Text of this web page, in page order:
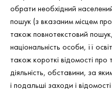
обрати необхідний
пошук (з вказаним місцем
також повнотекстовий
національність особи, її
також короткі відомості про
діяльність, обставини, за
і подальші заходи і